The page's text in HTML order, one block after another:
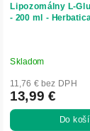
Lipozomálny
- 200 ml -
Skladom
11,76 € bez DPH
13,99 €
Do